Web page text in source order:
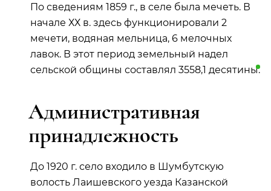
По сведениям 1859 г., в селе была мечеть. В
начале ХХ в. здесь функционировали 2
мечети, водяная мельница, 6 мелочных
лавок. В этот период земельный надел
сельской общины составлял 3558,1 десятины.
Административная
принадлежность
До 1920 г. село входило в Шумбутскую
волость Лаишевского уезда Казанской